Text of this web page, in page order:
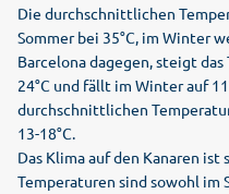
Die durchschnittlichen
Sommer bei 35°C, im Winter
Barcelona dagegen, steigt
24°C und fällt im Winter auf
durchschnittlichen
13-18°C.
Das Klima auf den Kanaren
Temperaturen sind sowohl im